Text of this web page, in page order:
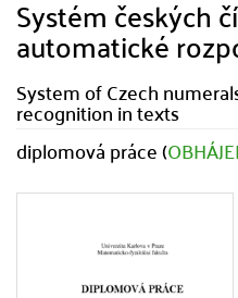
Systém českých
automatické
System of Czech
recognition in texts
diplomová práce (